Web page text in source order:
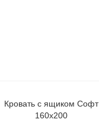
Кровать с ящиком Софт
160x200